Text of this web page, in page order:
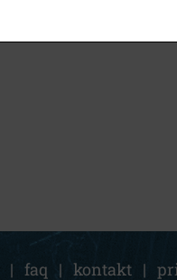
| faq | kontakt |